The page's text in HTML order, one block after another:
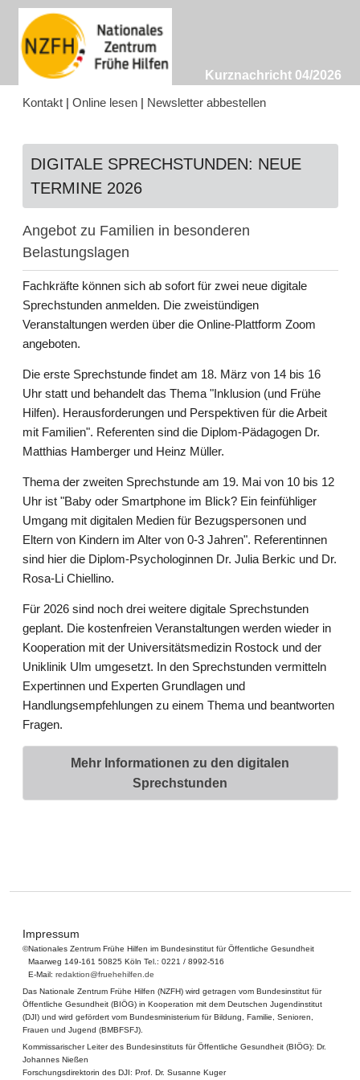
Kurznachricht 04/2026
Kontakt | Online lesen | Newsletter abbestellen
DIGITALE SPRECHSTUNDEN: NEUE
TERMINE 2026
Angebot zu Familien in besonderen
Belastungslagen
Fachkräfte können sich ab sofort für zwei neue digitale
Sprechstunden anmelden. Die zweistündigen
Veranstaltungen werden über die Online-Plattform Zoom
angeboten.
Die erste Sprechstunde findet am 18. März von 14 bis 16
Uhr statt und behandelt das Thema "Inklusion (und Frühe
Hilfen). Herausforderungen und Perspektiven für die Arbeit
mit Familien". Referenten sind die Diplom-Pädagogen Dr.
Matthias Hamberger und Heinz Müller.
Thema der zweiten Sprechstunde am 19. Mai von 10 bis 12
Uhr ist "Baby oder Smartphone im Blick? Ein feinfühliger
Umgang mit digitalen Medien für Bezugspersonen und
Eltern von Kindern im Alter von 0-3 Jahren". Referentinnen
sind hier die Diplom-Psychologinnen Dr. Julia Berkic und Dr.
Rosa-Li Chiellino.
Für 2026 sind noch drei weitere digitale Sprechstunden
geplant. Die kostenfreien Veranstaltungen werden wieder in
Kooperation mit der Universitätsmedizin Rostock und der
Uniklinik Ulm umgesetzt. In den Sprechstunden vermitteln
Expertinnen und Experten Grundlagen und
Handlungsempfehlungen zu einem Thema und beantworten
Fragen.
Mehr Informationen zu den digitalen
Sprechstunden
Impressum
©Nationales Zentrum Frühe Hilfen im Bundesinstitut für Öffentliche Gesundheit
Maarweg 149-161 50825 Köln Tel.: 0221 / 8992-516
E-Mail: redaktion@fruehehilfen.de
Das Nationale Zentrum Frühe Hilfen (NZFH) wird getragen vom Bundesinstitut für
Öffentliche Gesundheit (BIÖG) in Kooperation mit dem Deutschen Jugendinstitut
(DJI) und wird gefördert vom Bundesministerium für Bildung, Familie, Senioren,
Frauen und Jugend (BMBFSFJ).
Kommissarischer Leiter des Bundesinstituts für Öffentliche Gesundheit (BIÖG): Dr.
Johannes Nießen
Forschungsdirektorin des DJI: Prof. Dr. Susanne Kuger